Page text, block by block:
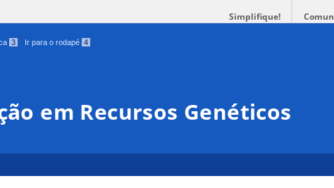
Simplifique!
3 Ir para o rodapé 4
em Recursos Genéticos